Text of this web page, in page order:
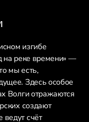
изгибе
на реке времени» —
мы есть,
Здесь особое
Волги отражаются
создают
счёт